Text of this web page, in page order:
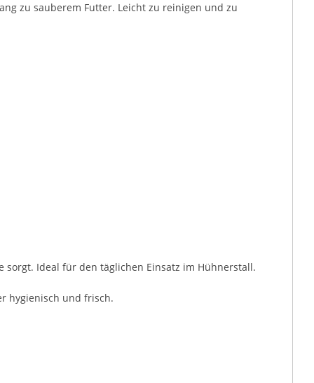
zu sauberem Futter. Leicht zu reinigen und zu
Ideal für den täglichen Einsatz im Hühnerstall.
hygienisch und frisch.